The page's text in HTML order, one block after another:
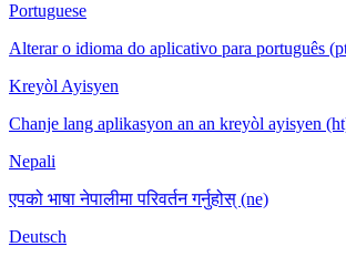
Portuguese
Alterar o idioma do aplicativo para português
Kreyòl Ayisyen
Chanje lang aplikasyon an an kreyòl ayisyen
Nepali
एपको भाषा नेपालीमा परिवर्तन गर्नुहोस् (ne)
Deutsch